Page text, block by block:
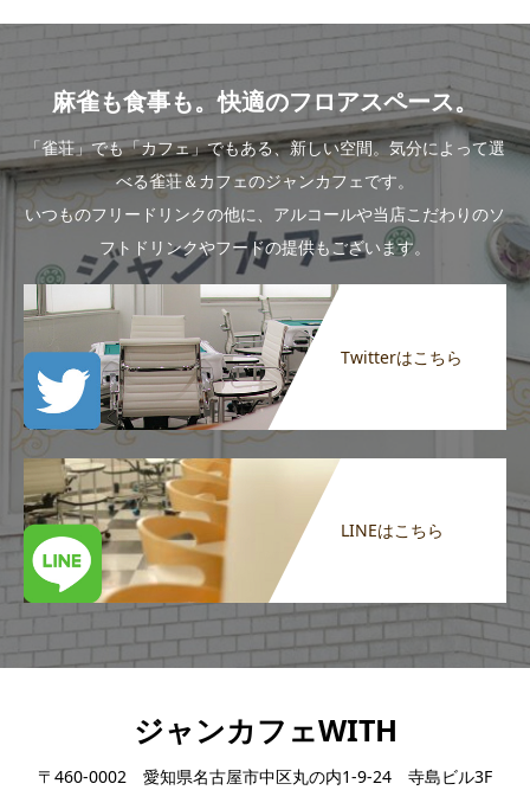
麻雀も食事も。快適のフロアスペース。
「雀荘」でも「カフェ」でもある、新しい空間。気分によって選
べる雀荘＆カフェのジャンカフェです。
いつものフリードリンクの他に、アルコールや当店こだわりのソ
フトドリンクやフードの提供もございます。
Twitterはこちら
LINEはこちら
ジャンカフェWITH
〒460-0002 愛知県名古屋市中区丸の内1-9-24 寺島ビル3F